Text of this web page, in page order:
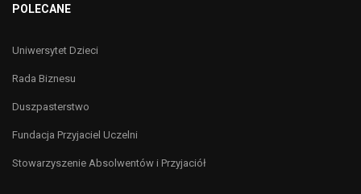
POLECANE
Uniwersytet Dzieci
Rada Biznesu
Duszpasterstwo
Fundacja Przyjaciel Uczelni
Stowarzyszenie Absolwentów i Przyjaciół